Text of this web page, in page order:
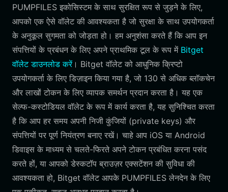
PUMPFILES इकोसिस्टम के साथ सुरक्षित रूप से जुड़ने के लिए,
आपको एक ऐसे वॉलेट की आवश्यकता है जो सुरक्षा के साथ उपयोगकर्ता
के अनुकूल सुगमता को जोड़ता हो। हम अनुशंसा करते हैं कि आप इन
संपत्तियों के प्रबंधन के लिए अपने प्राथमिक टूल के रूप में Bitget
वॉलेट डाउनलोड करें। Bitget वॉलेट को आधुनिक क्रिप्टो
उपयोगकर्ता के लिए डिज़ाइन किया गया है, जो 130 से अधिक ब्लॉकचेन
और लाखों टोकन के लिए व्यापक समर्थन प्रदान करता है। यह एक
सेल्फ-कस्टोडियल वॉलेट के रूप में कार्य करता है, यह सुनिश्चित करता
है कि आप हर समय अपनी निजी कुंजियों (private keys) और
संपत्तियों पर पूर्ण नियंत्रण बनाए रखें। चाहे आप iOS या Android
डिवाइस के माध्यम से चलते-फिरते अपने टोकन प्रबंधित करना पसंद
करते हों, या आपको डेस्कटॉप ब्राउज़र एक्सटेंशन की सुविधा की
आवश्यकता हो, Bitget वॉलेट आपके PUMPFILES लेनदेन के लिए